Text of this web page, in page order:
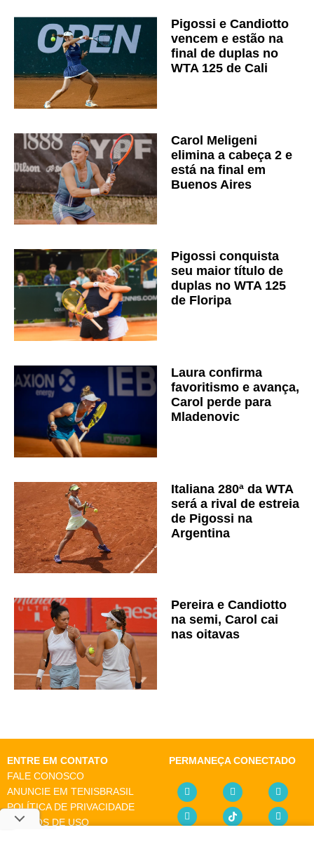
Pigossi e Candiotto
vencem e estão na
final de duplas no
WTA 125 de Cali
Carol Meligeni
elimina a cabeça 2 e
está na final em
Buenos Aires
Pigossi conquista
seu maior título de
duplas no WTA 125
de Floripa
Laura confirma
favoritismo e avança,
Carol perde para
Mladenovic
Italiana 280ª da WTA
será a rival de estreia
de Pigossi na
Argentina
Pereira e Candiotto
na semi, Carol cai
nas oitavas
ENTRE EM CONTATO
FALE CONOSCO
ANUNCIE EM TENISBRASIL
POLÍTICA DE PRIVACIDADE
TERMOS DE USO
PERMANEÇA CONECTADO